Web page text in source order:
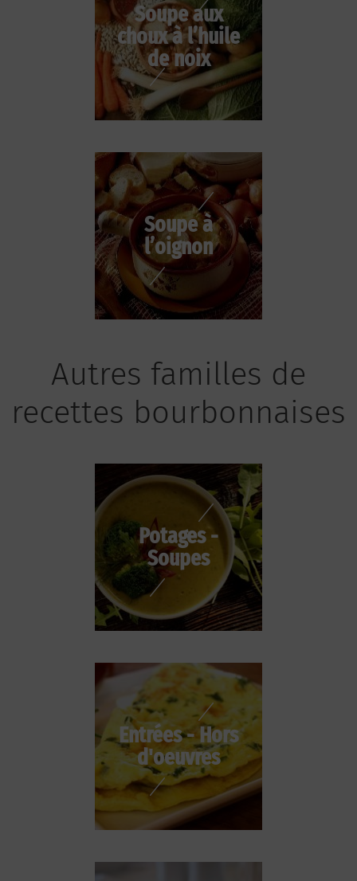
Soupe aux
choux à l’huile
de noix
Soupe à
l’oignon
Autres familles de
recettes bourbonnaises
Potages -
Soupes
Entrées - Hors
d'oeuvres